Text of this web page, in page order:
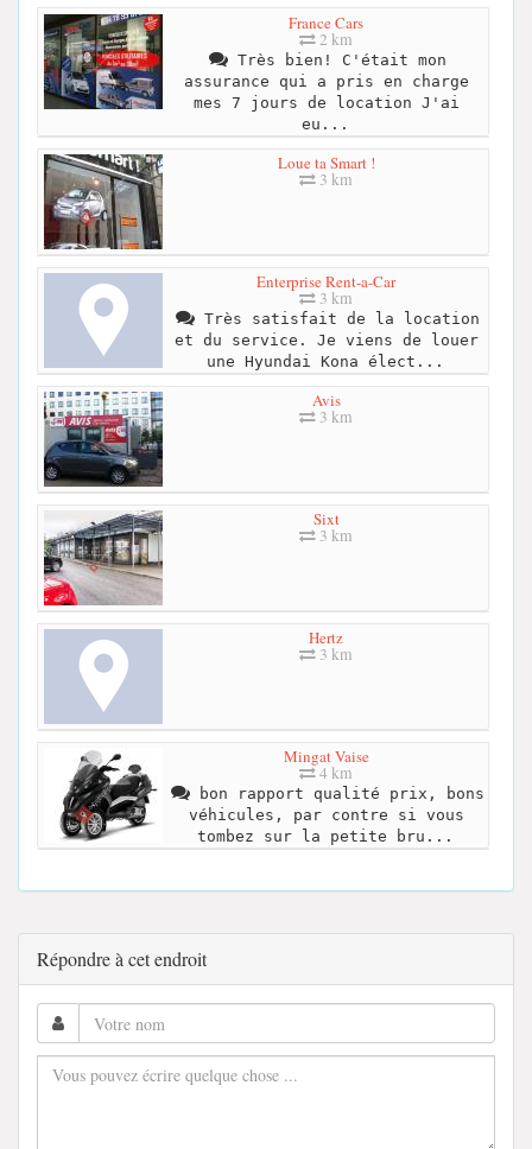
France Cars
2 km
Très bien! C'était mon
assurance qui a pris en charge
mes 7 jours de location J'ai
eu...
Loue ta Smart !
3 km
Enterprise Rent-a-Car
3 km
Très satisfait de la location
et du service. Je viens de louer
une Hyundai Kona élect...
Avis
3 km
Sixt
3 km
Hertz
3 km
Mingat Vaise
4 km
bon rapport qualité prix, bons
véhicules, par contre si vous
tombez sur la petite bru...
Répondre à cet endroit